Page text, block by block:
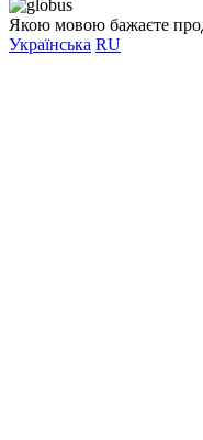
Якою мовою бажаєте
Українська RU